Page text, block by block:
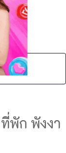
พัก พังงา